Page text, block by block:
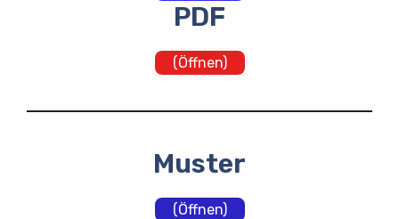
PDF
(Öffnen)
Muster
(Öffnen)